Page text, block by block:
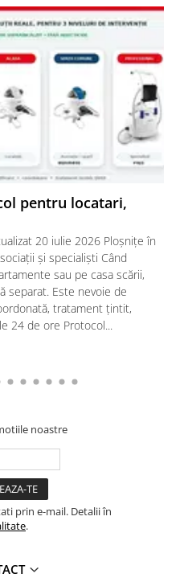
pentru locatari,
20 iulie 2026 Ploșnițe în
și specialiști Când
sau pe casa scării,
separat. Este nevoie de
tratament țintit,
24 de ore Protocol...
noastre
prin e-mail. Detalii în
.